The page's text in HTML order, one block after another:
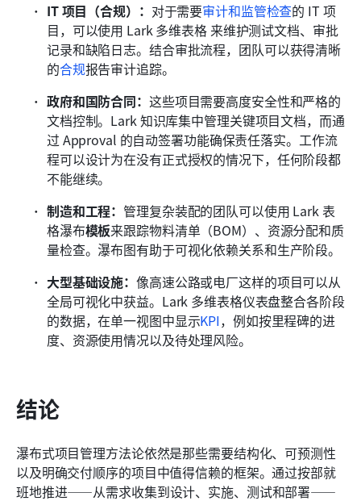
IT 项目（合规）： 对于需要审计和监管检查的 IT 项
目，可以使用 Lark 多维表格 来维护测试文档、审批
记录和缺陷日志。结合审批流程，团队可以获得清晰
的合规报告审计追踪。
政府和国防合同： 这些项目需要高度安全性和严格的
文档控制。Lark 知识库集中管理关键项目文档，而通
过 Approval 的自动签署功能确保责任落实。工作流
程可以设计为在没有正式授权的情况下，任何阶段都
不能继续。
制造和工程： 管理复杂装配的团队可以使用 Lark 表
格瀑布模板来跟踪物料清单（BOM）、资源分配和质
量检查。瀑布图有助于可视化依赖关系和生产阶段。
大型基础设施：像高速公路或电厂这样的项目可以从
全局可视化中获益。Lark 多维表格仪表盘整合各阶段
的数据，在单一视图中显示KPI，例如按里程碑的进
度、资源使用情况以及待处理风险。
结论
瀑布式项目管理方法论依然是那些需要结构化、可预测性
以及明确交付顺序的项目中值得信赖的框架。通过按部就
班地推进——从需求收集到设计、实施、测试和部署——